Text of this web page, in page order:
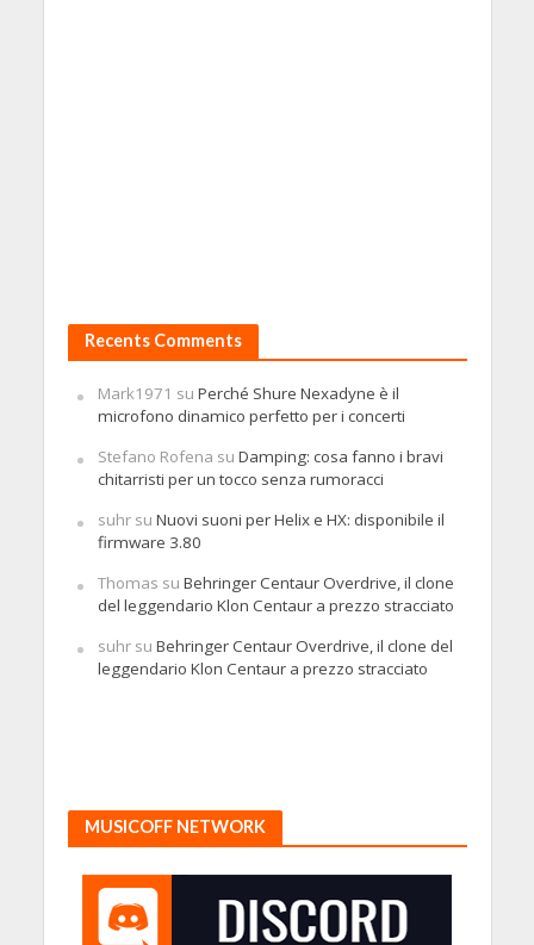
Recents Comments
Mark1971 su Perché Shure Nexadyne è il
microfono dinamico perfetto per i concerti
Stefano Rofena su Damping: cosa fanno i bravi
chitarristi per un tocco senza rumoracci
suhrsu Nuovi suoni per Helix e HX: disponibile il
firmware 3.80
Thomas su Behringer Centaur Overdrive, il clone
del leggendario Klon Centaur a prezzo stracciato
suhrsu Behringer Centaur Overdrive, il clone del
leggendario Klon Centaur a prezzo stracciato
MUSICOFF NETWORK